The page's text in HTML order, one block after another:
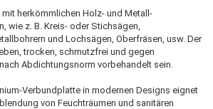
herkömmlichen Holz- und Metall-
wie z. B. Kreis- oder Stichsägen,
und Lochsägen, Oberfräsen, usw. Der
trocken, schmutzfrei und gegen
Abdichtungsnorm vorbehandelt sein.
Verbundplatte in modernen Designs eignet
von Feuchträumen und sanitären